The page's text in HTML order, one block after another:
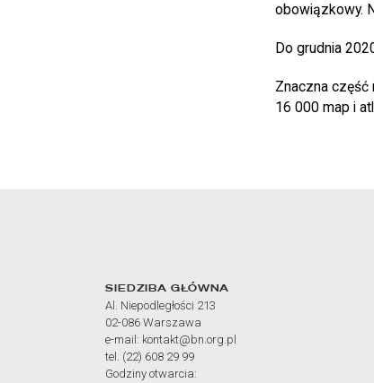
obowiązkowy.
Do grudnia
Znaczna część
16 000 map i
Adres oraz godziny
SIEDZIBA GŁÓWNA
Al. Niepodległości 213
02-086 Warszawa
e-mail: kontakt@bn.org.pl
tel. (22) 608 29 99
Godziny otwarcia: